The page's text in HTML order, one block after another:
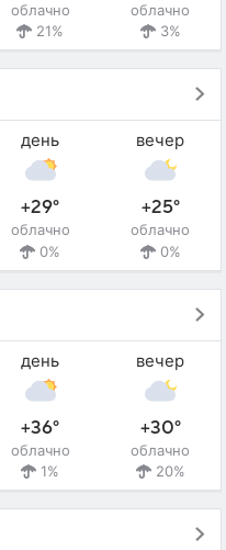
облачно
21%
облачно
3%
день
+29°
облачно
0%
вечер
+25°
облачно
0%
день
+36°
облачно
1%
вечер
+30°
облачно
20%